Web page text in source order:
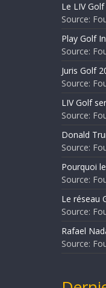
Le LIV
Source:
Play Golf
Source:
Juris Golf
Source:
LIV Golf
Source:
Donald
Source:
Pourquoi
Source:
Le réseau
Source:
Rafael
Source: